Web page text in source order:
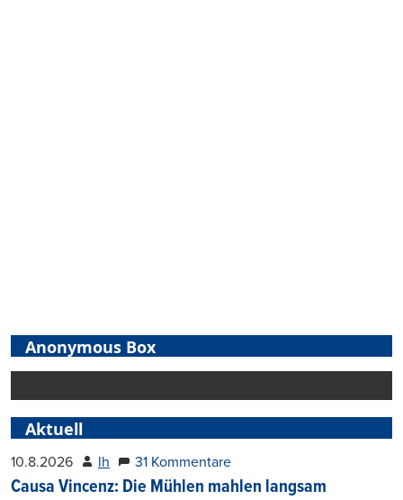
Anonymous Box
Aktuell
10.8.2026 lh 31 Kommentare
Causa Vincenz: Die Mühlen mahlen langsam